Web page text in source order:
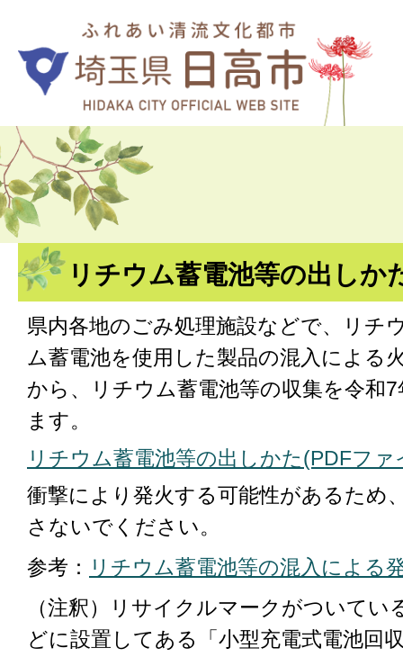
リチウム蓄電池等の出しか
県内各地のごみ処理施設などで、リチ
ム蓄電池を使用した製品の混入による
から、リチウム蓄電池等の収集を令和
ます。
リチウム蓄電池等の出しかた(PDFファ
衝撃により発火する可能性があるため
さないでください。
参考： リチウム蓄電池等の混入による
（注釈）リサイクルマークがついてい
どに設置してある「小型充電式電池回